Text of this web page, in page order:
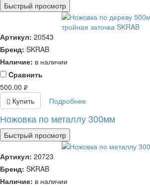
Быстрый просмотр
Артикул: 20543
Бренд: SKRAB
Наличие: в наличии
Cравнить
500.00 руб.
Купить Подробнее
Ножовка по металлу 300мм
Быстрый просмотр
Артикул: 20723
Бренд: SKRAB
Наличие: в наличии